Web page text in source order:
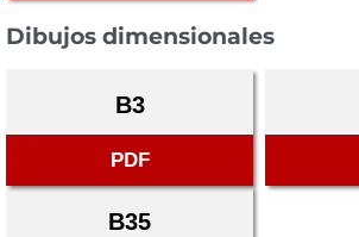
Dibujos dimensionales
B3
PDF
B35